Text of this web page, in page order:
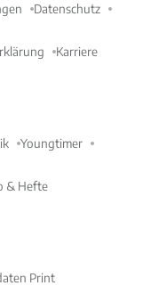
Datenschutz
Karriere
Youngtimer
& Hefte
Print